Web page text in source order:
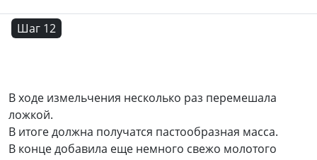
Шаг 12
В ходе измельчения несколько раз перемешала
ложкой.
В итоге должна получатся пастообразная масса.
В конце добавила еще немного свежо молотого